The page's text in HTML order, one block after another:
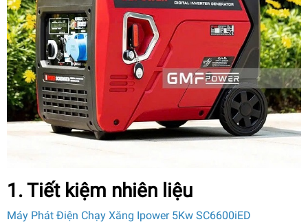
1. Tiết kiệm nhiên liệu
Máy Phát Điện Chạy Xăng Ipower 5Kw SC6600iED